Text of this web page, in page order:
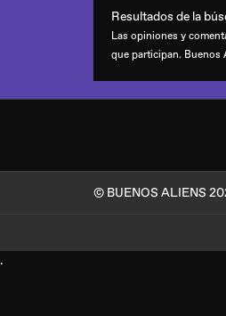
Resultados de la
Las opiniones y
que participan. Buenos
© BUENOS ALIENS
.